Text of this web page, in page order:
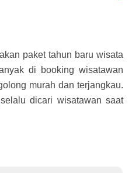
paket tahun baru wisata
di booking wisatawan
murah dan terjangkau.
selalu dicari wisatawan saat